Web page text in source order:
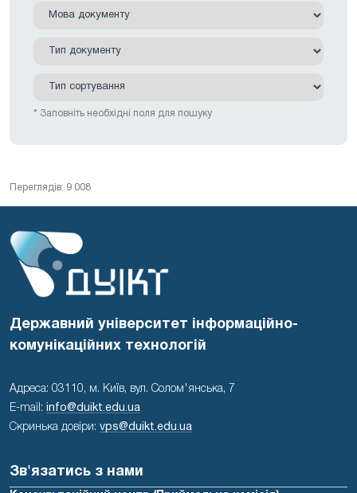
* Заповніть необхідні поля для пошуку
Переглядів: 9 008
Державний університет інформаційно-
комунікаційних технологій
Адреса: 03110, м. Київ, вул. Солом'янська, 7
E-mail:
info@duikt.edu.ua
Скринька довіри: vps@duikt.edu.ua
Зв'язатись з нами